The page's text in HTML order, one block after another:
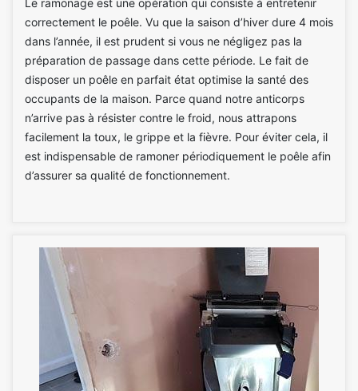
correctement le poêle. Vu que la saison d’hiver dure 4 mois
dans l’année, il est prudent si vous ne négligez pas la
préparation de passage dans cette période. Le fait de
disposer un poêle en parfait état optimise la santé des
occupants de la maison. Parce quand notre anticorps
n’arrive pas à résister contre le froid, nous attrapons
facilement la toux, le grippe et la fièvre. Pour éviter cela, il
est indispensable de ramoner périodiquement le poêle afin
d’assurer sa qualité de fonctionnement.